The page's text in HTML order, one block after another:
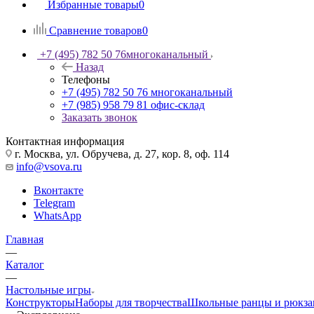
Избранные товары0
Сравнение товаров0
+7 (495) 782 50 76многоканальный
Назад
Телефоны
+7 (495) 782 50 76 многоканальный
+7 (985) 958 79 81 офис-склад
Заказать звонок
Контактная информация
г. Москва, ул. Обручева, д. 27, кор. 8, оф. 114
info@vsova.ru
Вконтакте
Telegram
WhatsApp
Главная
—
Каталог
—
Настольные игры
КонструкторыНаборы для творчестваШкольные ранцы и